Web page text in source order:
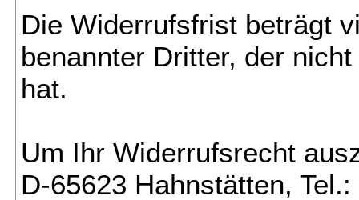
Die Widerrufsfrist beträgt
benannter Dritter, der
hat.
Um Ihr Widerrufsrecht
D-65623 Hahnstätten,